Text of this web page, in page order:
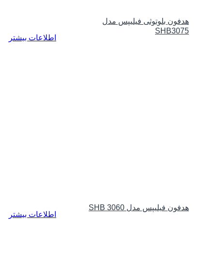
هدفون بلوتوثی فیلیپس مدل
SHB3075
اطلاعات بیشتر
هدفون فیلیپس مدل SHB 3060
اطلاعات بیشتر